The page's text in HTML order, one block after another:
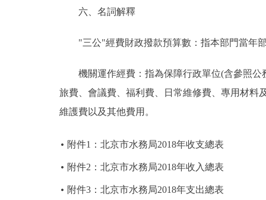
六、名詞解釋
"三公"經費財政撥款預算數：指本部門當年部
機關運作經費：指為保障行政單位(含參照公
旅費、會議費、福利費、日常維修費、專用材料
維護費以及其他費用。
附件1：北京市水務局2018年收支總表
附件2：北京市水務局2018年收入總表
附件3：北京市水務局2018年支出總表